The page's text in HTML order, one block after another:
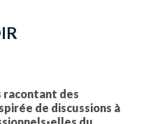
racontant des
de discussions à